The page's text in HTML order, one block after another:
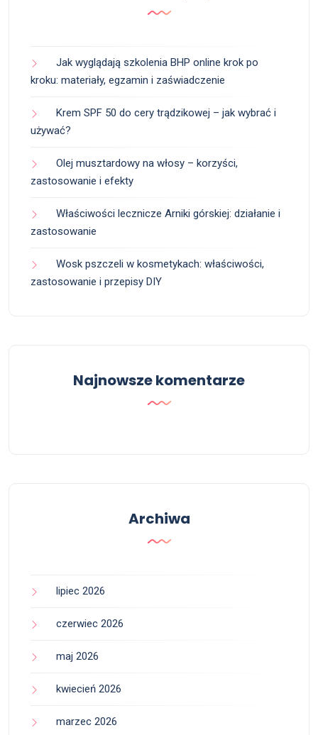
Jak wyglądają szkolenia BHP online krok po
kroku: materiały, egzamin i zaświadczenie
Krem SPF 50 do cery trądzikowej – jak wybrać i
używać?
Olej musztardowy na włosy – korzyści,
zastosowanie i efekty
Właściwości lecznicze Arniki górskiej: działanie i
zastosowanie
Wosk pszczeli w kosmetykach: właściwości,
zastosowanie i przepisy DIY
Najnowsze komentarze
Archiwa
lipiec 2026
czerwiec 2026
maj 2026
kwiecień 2026
marzec 2026